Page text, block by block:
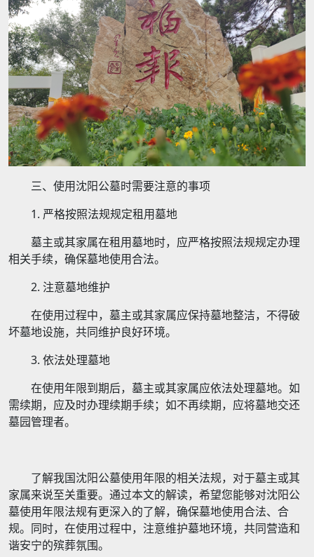
三、使用沈阳公墓时需要注意的事项
1. 严格按照法规规定租用墓地
墓主或其家属在租用墓地时，应严格按照法规规定办理
相关手续，确保墓地使用合法。
2. 注意墓地维护
在使用过程中，墓主或其家属应保持墓地整洁，不得破
坏墓地设施，共同维护良好环境。
3. 依法处理墓地
在使用年限到期后，墓主或其家属应依法处理墓地。如
需续期，应及时办理续期手续；如不再续期，应将墓地交还
墓园管理者。
了解我国沈阳公墓使用年限的相关法规，对于墓主或其
家属来说至关重要。通过本文的解读，希望您能够对沈阳公
墓使用年限法规有更深入的了解，确保墓地使用合法、合
规。同时，在使用过程中，注意维护墓地环境，共同营造和
谐安宁的殡葬氛围。